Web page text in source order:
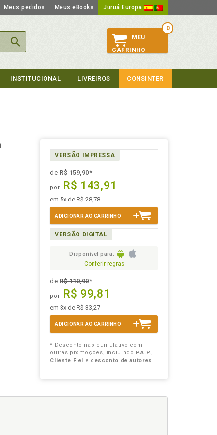
Meus pedidos Meus eBooks Juruá Europa
0
MEU
CARRINHO
INSTITUCIONAL LIVREIROS CONSINTER
VERSÃO IMPRESSA
deR$ 159,90*
por R$ 143,91
em 5x de R$ 28,78
ADICIONAR AO CARRINHO
VERSÃO DIGITAL
Disponível para:
Conferir regras
deR$ 110,90*
por R$ 99,81
em 3x de R$ 33,27
ADICIONAR AO CARRINHO
* Desconto não cumulativo com
outras promoções, incluindo P.A.P.,
Cliente Fiel
e desconto de autores